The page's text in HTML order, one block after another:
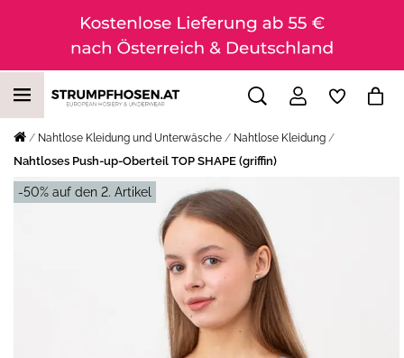
Nahtlose Kleidung und Unterwäsche Nahtlose Kleidung
Nahtloses Push-up-Oberteil TOP SHAPE (griffin)
-50% auf den 2. Artikel